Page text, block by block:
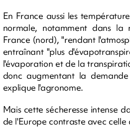
En France aussi les
normale, notamment dans la
France (nord), "rendant
entraînant "plus
l'évaporation et de la
donc augmentant la
explique l'agronome.
Mais cette sécheresse intense
de l'Europe contraste avec